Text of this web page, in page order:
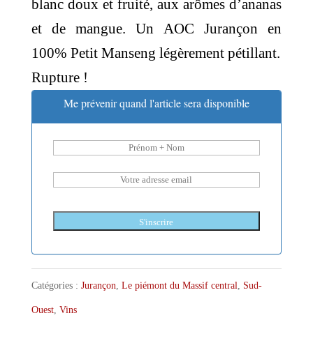
blanc doux et fruité, aux arômes d’ananas
et de mangue. Un AOC Jurançon en
100% Petit Manseng légèrement pétillant.
Rupture !
Me prévenir quand l'article sera disponible
S'inscrire
Catégories : Jurançon, Le piémont du Massif central, Sud-
Ouest, Vins